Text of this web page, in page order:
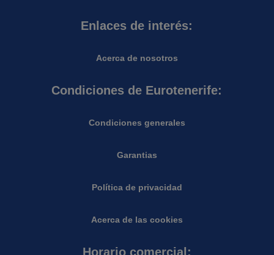
Enlaces de interés:
Acerca de nosotros
Condiciones de Eurotenerife:
Condiciones generales
Garantias
Política de privacidad
Acerca de las cookies
Horario comercial: